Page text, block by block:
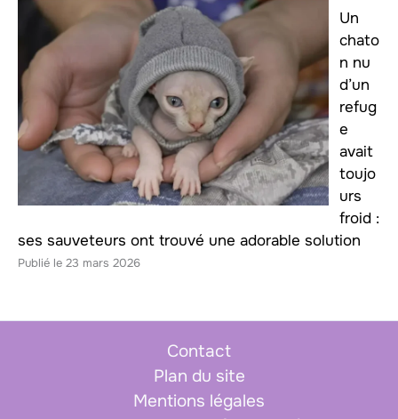
Un
chato
n nu
d’un
refug
e
avait
toujo
urs
froid :
ses sauveteurs ont trouvé une adorable solution
23 mars 2026
Contact
Plan du site
Mentions légales